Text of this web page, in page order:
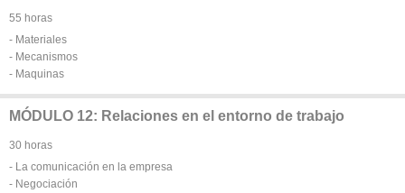
55 horas
- Materiales
- Mecanismos
- Maquinas
MÓDULO 12: Relaciones en el entorno de trabajo
30 horas
- La comunicación en la empresa
- Negociación